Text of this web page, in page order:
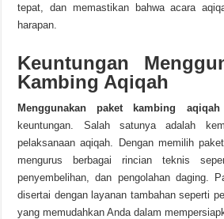
tepat, dan memastikan bahwa acara
harapan.
Keuntungan
Kambing Aqiqah
Menggunakan paket kambing aqiqah
keuntungan. Salah satunya adalah
pelaksanaan aqiqah. Dengan memilih
mengurus berbagai rincian teknis
penyembelihan, dan pengolahan daging.
disertai dengan layanan tambahan seperti
yang memudahkan Anda dalam